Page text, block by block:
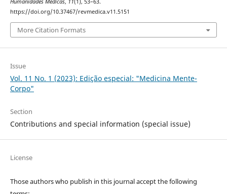
Humanidades Médicas, 11(1), 53–63.
https://doi.org/10.37467/revmedica.v11.5151
More Citation Formats
Issue
Vol. 11 No. 1 (2023): Edição especial: "Medicina Mente-
Corpo"
Section
Contributions and special information (special issue)
License
Those authors who publish in this journal accept the following